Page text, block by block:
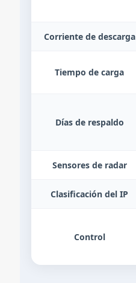
Corriente de descarga
Tiempo de carga
Días de respaldo
Sensores de radar
Clasificación del IP
Control